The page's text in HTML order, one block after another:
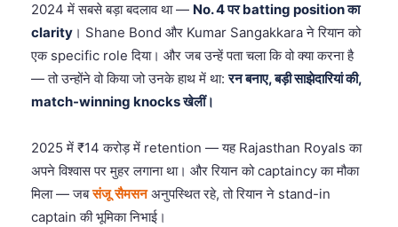
2024 में सबसे बड़ा बदलाव था — No. 4 पर batting position का
clarity । Shane Bond और Kumar Sangakkara ने रियान को
एक specific role दिया। और जब उन्हें पता चला कि वो क्या करना है
— तो उन्होंने वो किया जो उनके हाथ में था:रन बनाए, बड़ी साझेदारियां की,
match-winning knocks खेलीं।
2025 में ₹14 करोड़ में retention — यह Rajasthan Royals का
अपने विश्वास पर मुहर लगाना था। और रियान को captaincy का मौका
मिला — जबसंजू सैमसनअनुपस्थित रहे, तो रियान ने stand-in
captain की भूमिका निभाई।